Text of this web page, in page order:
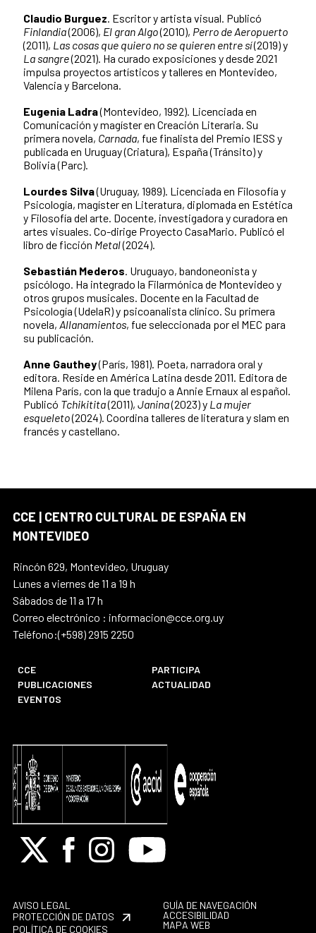
Claudio Burguez. Escritor y artista visual. Publicó
Finlandia(2006), El gran Algo(2010), Perro de Aeropuerto
(2011), Las cosas que quiero no se quieren entre sí(2019) y
La sangre(2021). Ha curado exposiciones y desde 2021
impulsa proyectos artísticos y talleres en Montevideo,
Valencia y Barcelona.
Eugenia Ladra(Montevideo, 1992). Licenciada en
Comunicación y magíster en Creación Literaria. Su
primera novela, Carnada, fue finalista del Premio IESS y
publicada en Uruguay (Criatura), España (Tránsito) y
Bolivia (Parc).
Lourdes Silva(Uruguay, 1989). Licenciada en Filosofía y
Psicología, magíster en Literatura, diplomada en Estética
y Filosofía del arte. Docente, investigadora y curadora en
artes visuales. Co-dirige Proyecto CasaMario. Publicó el
libro de ficción Metal(2024).
Sebastián Mederos. Uruguayo, bandoneonista y
psicólogo. Ha integrado la Filarmónica de Montevideo y
otros grupos musicales. Docente en la Facultad de
Psicología (UdelaR) y psicoanalista clínico. Su primera
novela, Allanamientos, fue seleccionada por el MEC para
su publicación.
Anne Gauthey(París, 1981). Poeta, narradora oral y
editora. Reside en América Latina desde 2011. Editora de
Milena París, con la que tradujo a Annie Ernaux al español.
Publicó Tchikitita(2011), Janina(2023) y La mujer
esqueleto(2024). Coordina talleres de literatura y slam en
francés y castellano.
CCE | CENTRO CULTURAL DE ESPAÑA EN
MONTEVIDEO
Rincón 629, Montevideo, Uruguay
Lunes a viernes de 11 a 19 h
Sábados de 11 a 17 h
Correo electrónico : informacion@cce.org.uy
Teléfono:(+598) 2915 2250
CCE
PARTICIPA
PUBLICACIONES
ACTUALIDAD
EVENTOS
X FacebookInstagramYoutube
AVISO LEGAL
PROTECCIÓN DE DATOS
POLÍTICA DE COOKIES
GUÍA DE NAVEGACIÓN
ACCESIBILIDAD
MAPA WEB